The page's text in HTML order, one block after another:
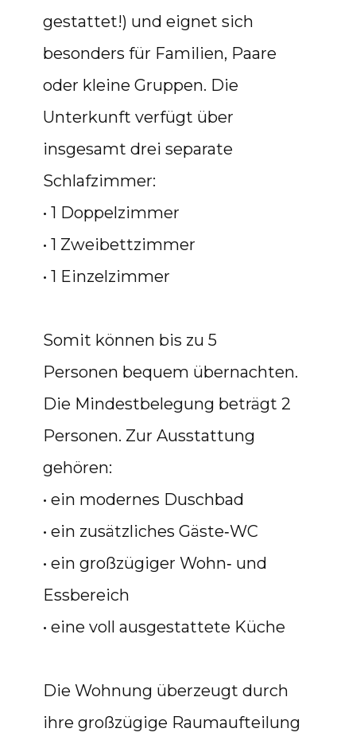
gestattet!) und eignet sich
besonders für Familien, Paare
oder kleine Gruppen. Die
Unterkunft verfügt über
insgesamt drei separate
Schlafzimmer:
• 1 Doppelzimmer
• 1 Zweibettzimmer
• 1 Einzelzimmer
Somit können bis zu 5
Personen bequem übernachten.
Die Mindestbelegung beträgt 2
Personen. Zur Ausstattung
gehören:
• ein modernes Duschbad
• ein zusätzliches Gäste‑WC
• ein großzügiger Wohn‑ und
Essbereich
• eine voll ausgestattete Küche
Die Wohnung überzeugt durch
ihre großzügige Raumaufteilung